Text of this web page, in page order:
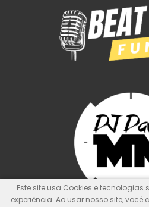
Este site usa Cookies e
experiência. Ao usar nosso site,